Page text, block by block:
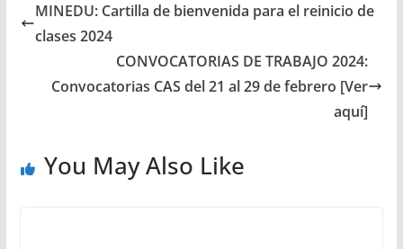
MINEDU: Cartilla de bienvenida para el reinicio de
clases 2024
CONVOCATORIAS DE TRABAJO 2024:
Convocatorias CAS del 21 al 29 de febrero [Ver
aquí]
You May Also Like